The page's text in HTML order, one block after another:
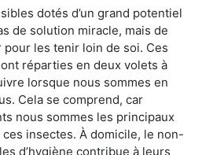
dotés d’un grand potentiel
de solution miracle, mais de
les tenir loin de soi. Ces
réparties en deux volets à
lorsque nous sommes en
Cela se comprend, car
nous sommes les principaux
insectes. À domicile, le non-
d’hygiène contribue à leurs